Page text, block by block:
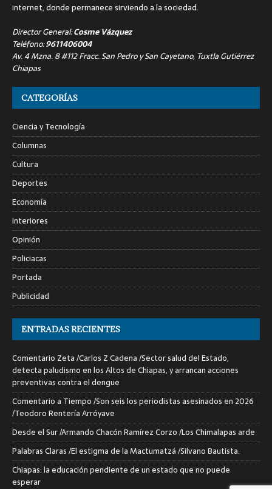
internet, donde permanece sirviendo a la sociedad.
Director General:Cosme Vázquez
Teléfono:9611406004
Av. 4 Mzna. 8 #112 Fracc. San Pedro y San Cayetano, Tuxtla Gutiérrez
Chiapas
CATEGORÍAS
Ciencia y Tecnología
Columnas
Cultura
Deportes
Economía
Interiores
Opinión
Policiacas
Portada
Publicidad
ENTRADAS RECIENTES
Comentario Zeta /Carlos Z Cadena /Sector salud del Estado,
detecta paludismo en los Altos de Chiapas, y arrancan acciones
preventivas contra el dengue
Comentario a Tiempo /Son seis los periodistas asesinados en 2026
/Teodoro Rentería Arróyave
Desde el Sur /Armando Chacón Ramírez Corzo /Los Chimalapas arde
Palabras Claras /El estigma de la Mactumatzá /Silvano Bautista.
Chiapas: la educación pendiente de un estado que no puede
esperar